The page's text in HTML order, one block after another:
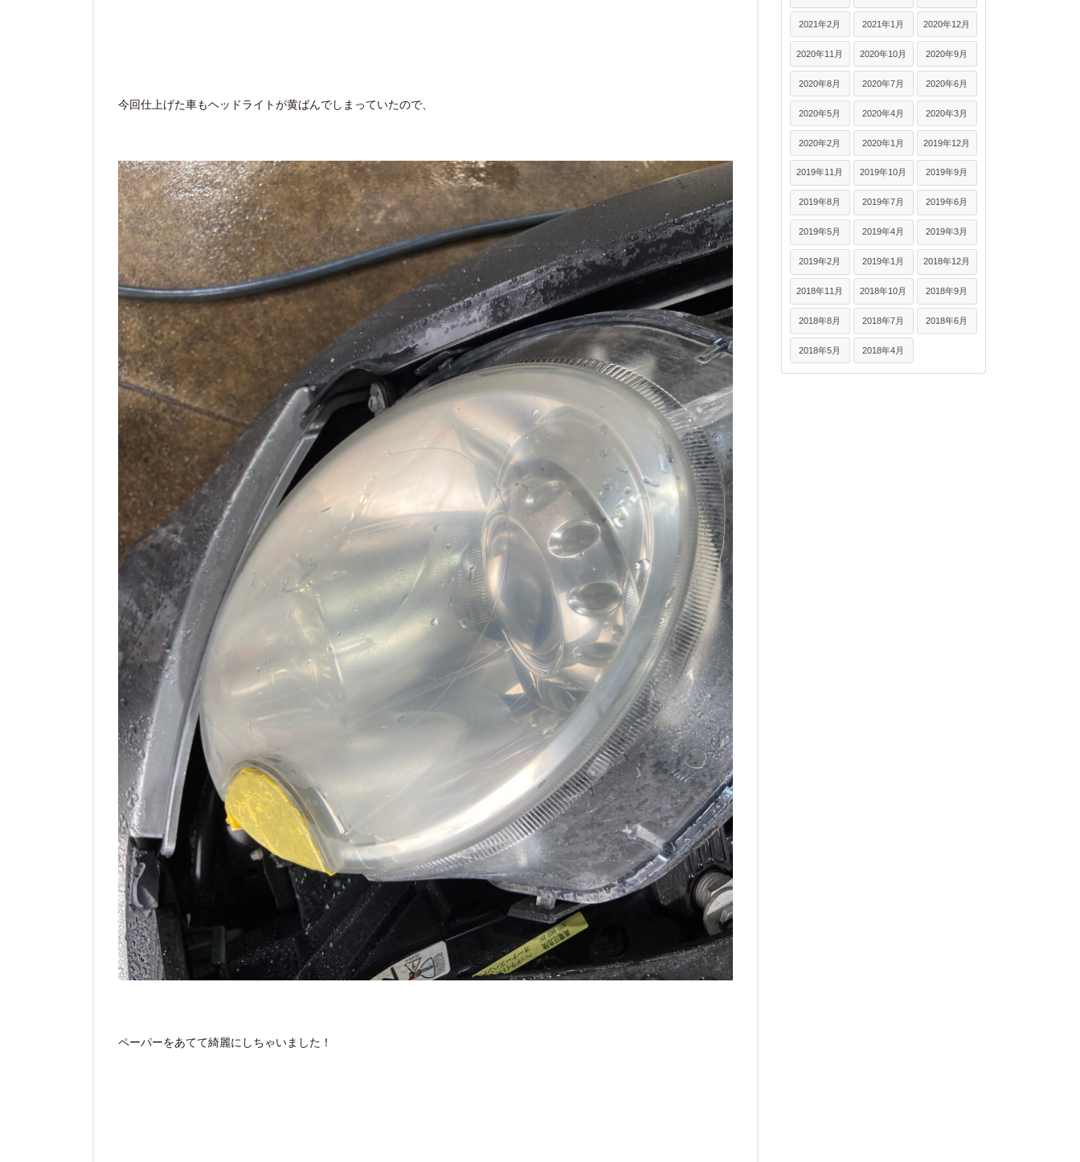
今回仕上げた車もヘッドライトが黄ばんでしまっていたので、
ペーパーをあてて綺麗にしちゃいました！
2021年2月 2021年1月 2020年12月
2020年11月 2020年10月 2020年9月
2020年8月 2020年7月 2020年6月
2020年5月 2020年4月 2020年3月
2020年2月 2020年1月 2019年12月
2019年11月 2019年10月 2019年9月
2019年8月 2019年7月 2019年6月
2019年5月 2019年4月 2019年3月
2019年2月 2019年1月 2018年12月
2018年11月 2018年10月 2018年9月
2018年8月 2018年7月 2018年6月
2018年5月 2018年4月